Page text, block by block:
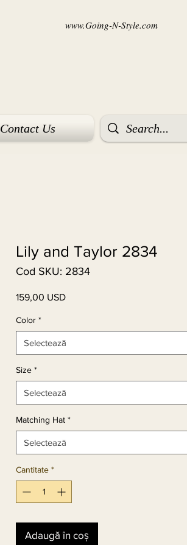
www.Going-N-Style.com
Contact Us
Lily and Taylor 2834
Cod SKU: 2834
159,00 USDPreț
Color *
Selectează
Size *
Selectează
Matching Hat *
Selectează
Cantitate *
Adaugă în coș